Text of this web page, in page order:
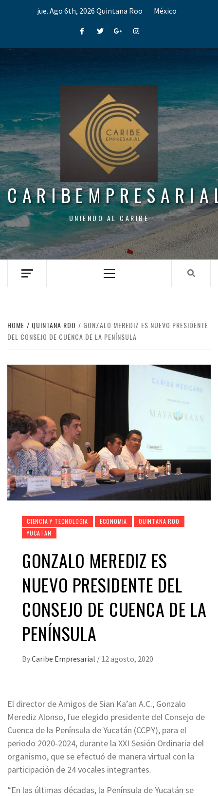
jue. Ago 6th, 2026 Quintana Roo México
FacebookTwitterGoogle+Instagram
UNIENDO AL CARIBE
Menu
HOME QUINTANA ROO
GONZALO MEREDIZ ES NUEVO PRESIDENTE
DEL CONSEJO DE CUENCA DE LA PENÍNSULA
CIENCIA Y TECNOLOGIA ECONOMIA
QUINTANA ROO
YUCATAN
GONZALO MEREDIZ ES
NUEVO PRESIDENTE DEL
CONSEJO DE CUENCA DE LA
PENÍNSULA
ByCaribe Empresarial / 12 agosto, 2020
El director de Amigos de Sian Ka’an A.C., Gonzalo
Merediz Alonso, fue elegido presidente del Consejo de
Cuenca de la Península de Yucatán (CCPY), para el
periodo 2020-2024, durante la XXI Sesión Ordinaria del
organismo, que se efectuó de manera virtual con la
participación de 24 vocales integrantes.
“En las últimas décadas, la Península de Yucatán se